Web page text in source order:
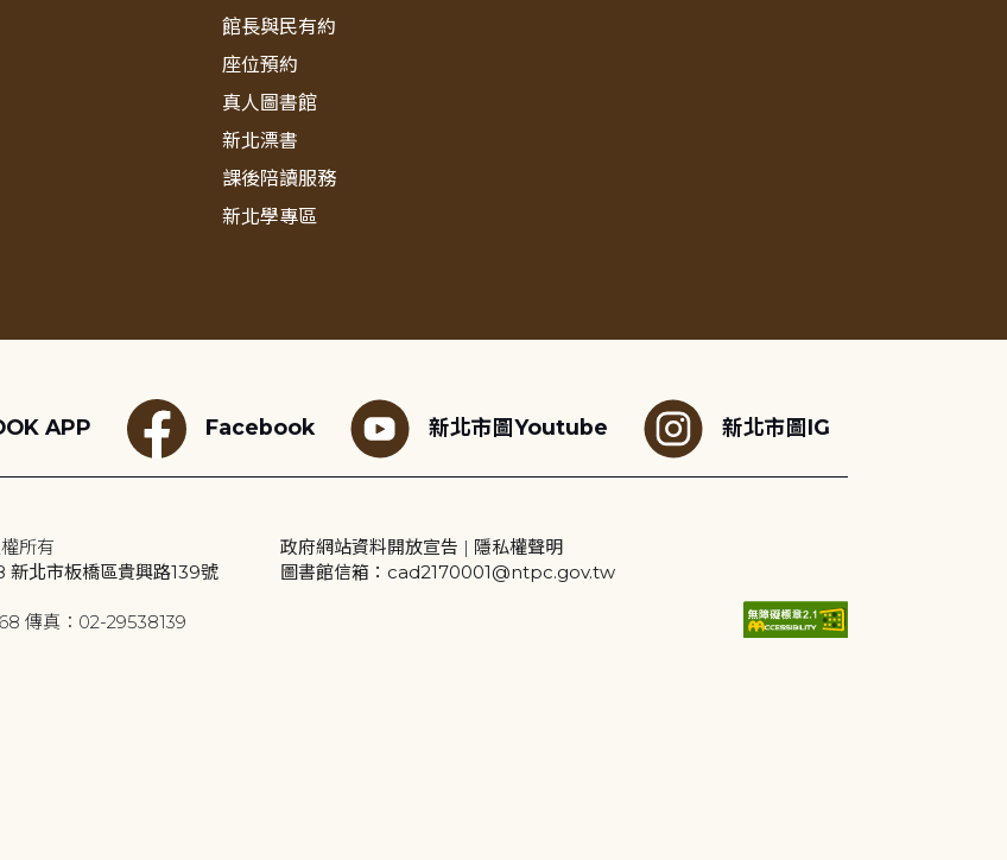
館長與民有約
座位預約
真人圖書館
新北漂書
課後陪讀服務
新北學專區
APP Facebook 新北市圖Youtube 新北市圖IG
所有
新北市板橋區貴興路139號
傳真：02-29538139
政府網站資料開放宣告 | 隱私權聲明
圖書館信箱：cad2170001@ntpc.gov.tw